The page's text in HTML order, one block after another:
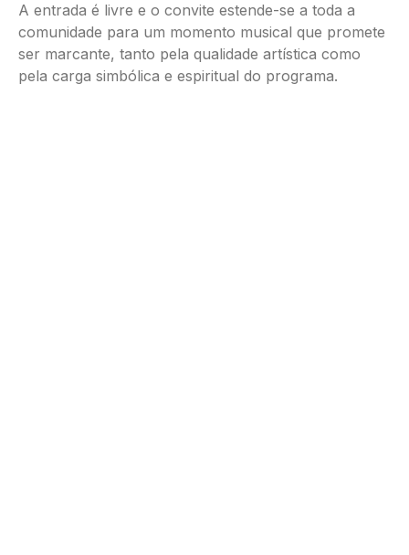
A entrada é livre e o convite estende-se a toda a
comunidade para um momento musical que promete
ser marcante, tanto pela qualidade artística como
pela carga simbólica e espiritual do programa.